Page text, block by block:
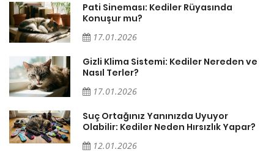
Pati Sineması: Kediler Rüyasında
Konuşur mu?
17.01.2026
Gizli Klima Sistemi: Kediler Nereden ve
Nasıl Terler?
17.01.2026
Suç Ortağınız Yanınızda Uyuyor
Olabilir: Kediler Neden Hırsızlık Yapar?
12.01.2026